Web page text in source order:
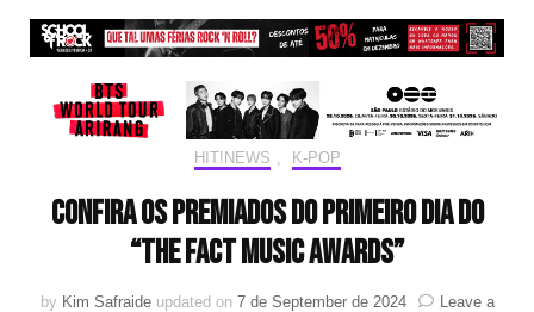
HIT!NEWS K-POP
Confira os premiados do primeiro dia do
“The Fact Music Awards”
by Kim Safraide updated on 7 de September de 2024
Leave a